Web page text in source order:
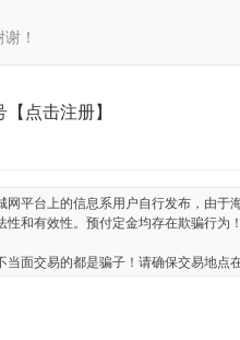
！
【点击注册】
平台上的信息系用户自行发布，由
和有效性。预付定金均存在欺骗行
面交易的都是骗子！请确保交易地点